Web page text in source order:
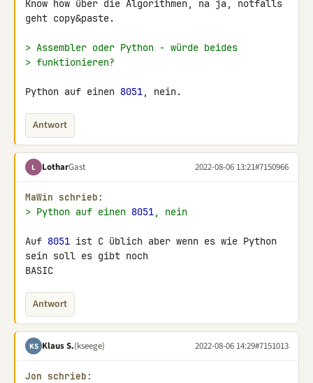
Know how über die Algorithmen, na ja, notfalls
geht copy&paste.
> Assembler oder Python - würde beides
> funktionieren?
Python auf einen 8051, nein.
Antwort
L LotharGast 2022-08-06 13:21#7150966
MaWin schrieb:
> Python auf einen 8051, nein
Auf 8051 ist C üblich aber wenn es wie Python
sein soll es gibt noch
BASIC
Antwort
KS Klaus S.(kseege) 2022-08-06 14:29#7151013
Jon schrieb: